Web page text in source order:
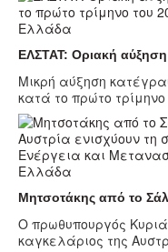
Ελλάδα
ΕΛΣΤΑΤ: Οριακή
Μικρή αύξηση
κατά το πρώτο
Ελλάδα
Μητσοτάκης από το
Ο πρωθυπουργός
καγκελάριος της